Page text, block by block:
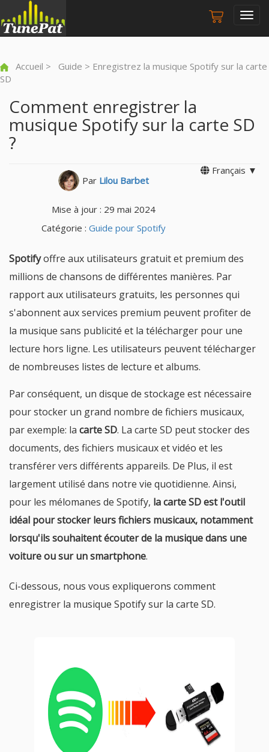
Accueil > Guide > Enregistrez la musique Spotify sur la carte
SD
Comment enregistrer la
musique Spotify sur la carte SD
?
Français ▼
Par Lilou Barbet
Mise à jour : 29 mai 2024
Catégorie : Guide pour Spotify
Spotifyoffre aux utilisateurs gratuit et premium des
millions de chansons de différentes manières. Par
rapport aux utilisateurs gratuits, les personnes qui
s'abonnent aux services premium peuvent profiter de
la musique sans publicité et la télécharger pour une
lecture hors ligne. Les utilisateurs peuvent télécharger
de nombreuses listes de lecture et albums.
Par conséquent, un disque de stockage est nécessaire
pour stocker un grand nombre de fichiers musicaux,
par exemple: la carte SD. La carte SD peut stocker des
documents, des fichiers musicaux et vidéo et les
transférer vers différents appareils. De Plus, il est
largement utilisé dans notre vie quotidienne. Ainsi,
pour les mélomanes de Spotify, la carte SD est l'outil
idéal pour stocker leurs fichiers musicaux, notamment
lorsqu'ils souhaitent écouter de la musique dans une
voiture ou sur un smartphone.
Ci-dessous, nous vous expliquerons comment
enregistrer la musique Spotify sur la carte SD.